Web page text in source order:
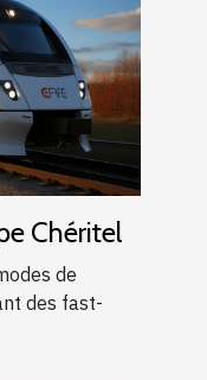
Chéritel
de
des fast-